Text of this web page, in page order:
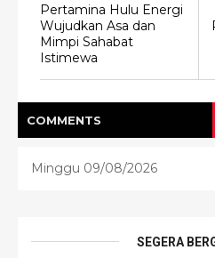
Pertamina Hulu Energi
Wujudkan Asa dan
Mimpi Sahabat
Istimewa
COMMENTS
Minggu 09/08/2026
SEGERA